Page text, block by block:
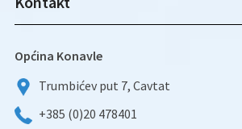
Općina Konavle
Trumbićev put 7, Cavtat
+385 (0)20 478401